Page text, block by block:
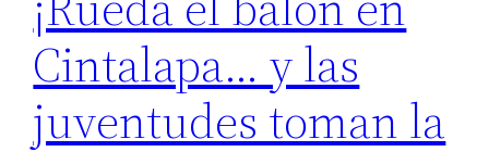
Cintalapa… y las
juventudes toman la